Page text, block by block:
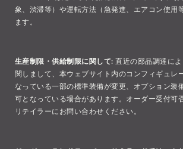
象、渋滞等）や運転方法（急発進、エアコン使用
ます。
生産制限・供給制限に関して: 直近の部品調達に
関しまして、本ウェブサイト内のコンフィギュレ
なっている一部の標準装備が変更、オプション装
可となっている場合があります。オーダー受付可
リテイラーにお問い合わせください。